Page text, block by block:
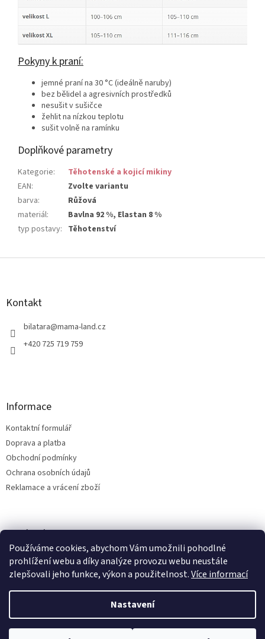
Používáme cookies, abychom Vám umožnili pohodlné
prohlížení webu a díky analýze provozu webu neustále
zlepšovali jeho funkce, výkon a použitelnost.Více informací
Nastavení
Pokyny k praní:
jemné praní na 30 °C (ideálně naruby)
bez bělidel a agresivních prostředků
nesušit v sušičce
žehlit na nízkou teplotu
sušit volně na ramínku
Doplňkové parametry
Kategorie:
Těhotenské a kojicí mikiny
EAN:
Zvolte variantu
barva:
Růžová
materiál:
Bavlna 92 %, Elastan 8 %
typ postavy: Těhotenství
Z
Kontakt
bilatara@mama-land.cz
+420 725 719 759
Informace
Kontaktní formulář
Doprava a platba
Obchodní podmínky
Ochrana osobních údajů
Reklamace a vrácení zboží
Facebook
Copyright 2026Bílá Tara - MamaLand. Všechna práva vyhrazena.